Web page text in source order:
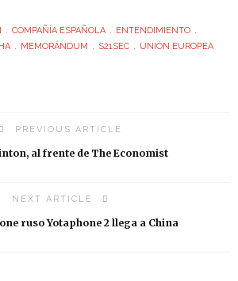
COMPAÑÍA ESPAÑOLA
ENTENDIMIENTO
MEMORÁNDUM S21SEC UNIÓN EUROPEA
PREVIOUS ARTICLE
al frente de The Economist
NEXT ARTICLE
ruso Yotaphone 2 llega a China